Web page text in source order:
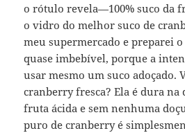
o rótulo revela—100% suco da
o vidro do melhor suco de
meu supermercado e preparei
quase imbebível, porque a
usar mesmo um suco adoçado.
cranberry fresca? Ela é dura na
fruta ácida e sem nenhuma
puro de cranberry é